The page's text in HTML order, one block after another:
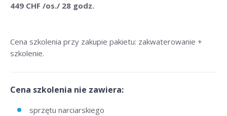
449 CHF /os./ 28 godz.
Cena szkolenia przy zakupie pakietu: zakwaterowanie +
szkolenie.
Cena szkolenia nie zawiera:
sprzętu narciarskiego